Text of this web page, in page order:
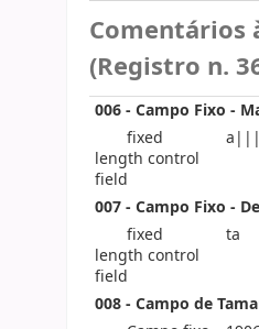
Comentários
(Registro n.
006 - Campo Fixo -
fixed
length control
field
007 - Campo Fixo -
fixed
length control
field
ta
008 - Campo de